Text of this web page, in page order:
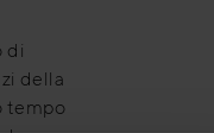
di
della
tempo